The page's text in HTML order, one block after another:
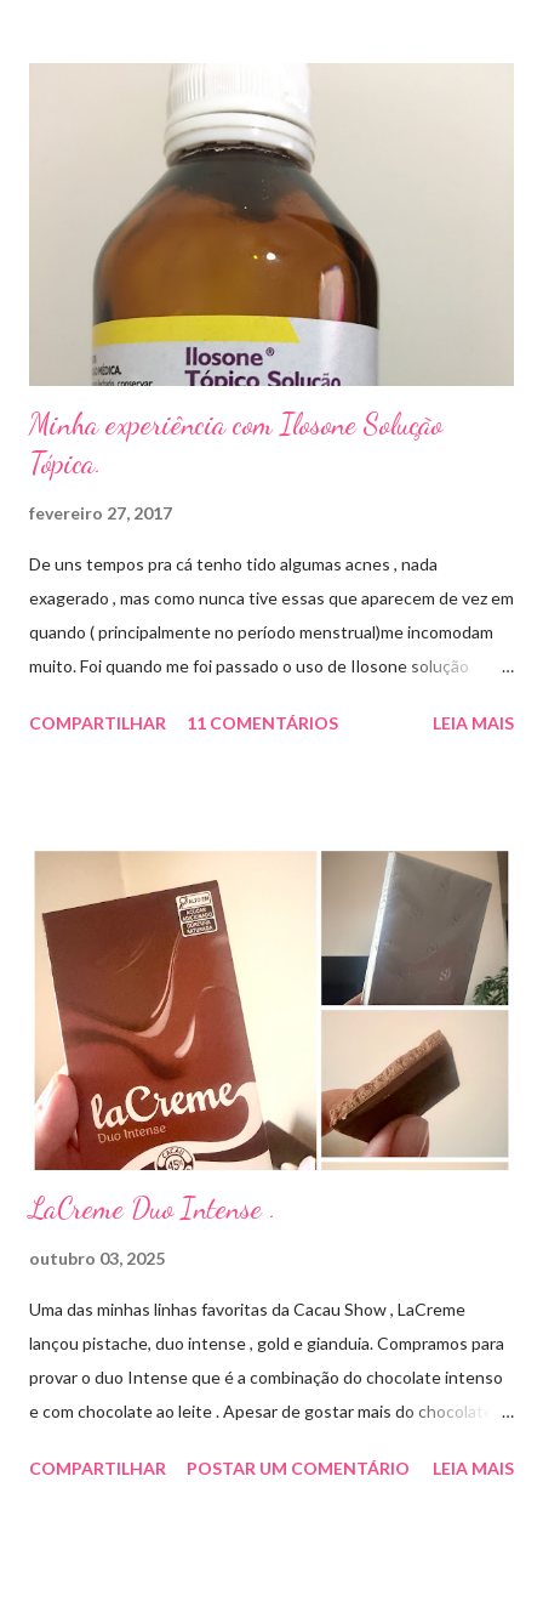
micose de unha é feito com esmaltes antifúngicos ou remédios
orais ,ou para aplicação local receitados pelo dermatologista. O
tempo para tratamento pode variar de 06 meses a um ano. Para
quem prefere tratamentos caseiros , pode aplicar óleo de cravo
duas vezes ao dia. Eu já passei por isso, pelo uso de muito
sapato fechado e apertado . E utilizei o Ciclopirox olamina que é
um agente antifúngico sintético para tratamento dermatológico
Minha experiência com Ilosone Solução
Tópica.
fevereiro 27, 2017
De uns tempos pra cá tenho tido algumas acnes , nada
exagerado , mas como nunca tive essas que aparecem de vez em
quando ( principalmente no período menstrual)me incomodam
muito. Foi quando me foi passado o uso de Ilosone solução
uma consulta com o dermatologista) O Ilosone é um antibiótico
aplico sobre a acne ( geralmente uso a noite). Informação do
produto: ILOSONE TÓPICO SOLUÇÃO (eritromicina) é um
antibiótico de amplo espectro produzido por uma cepa de
Streptomyces erythraeus. É básico e forma rapidamente sais
com os ácidos. Forma farmacêutica e Apresentação ILOSONE
TÓPICO SOLUÇÃO é apresentado sob a forma líquida em
frascos de 120 ml. USO PEDIÁTRICO E ADULTO. Composição
Cada ml contém: Eritromicina base 20 mg Excipientes q.s....
COMPARTILHAR 11 COMENTÁRIOS LEIA MAIS
LaCreme Duo Intense .
outubro 03, 2025
Uma das minhas linhas favoritas da Cacau Show , LaCreme
lançou pistache, duo intense , gold e gianduia. Compramos para
provar o duo Intense que é a combinação do chocolate intenso
e com chocolate ao leite . Apesar de gostar mais do chocolate
medida certa ( tem sabor e cremosidade ). Preço R$19,99 .
COMPARTILHAR POSTAR UM COMENTÁRIO LEIA MAIS